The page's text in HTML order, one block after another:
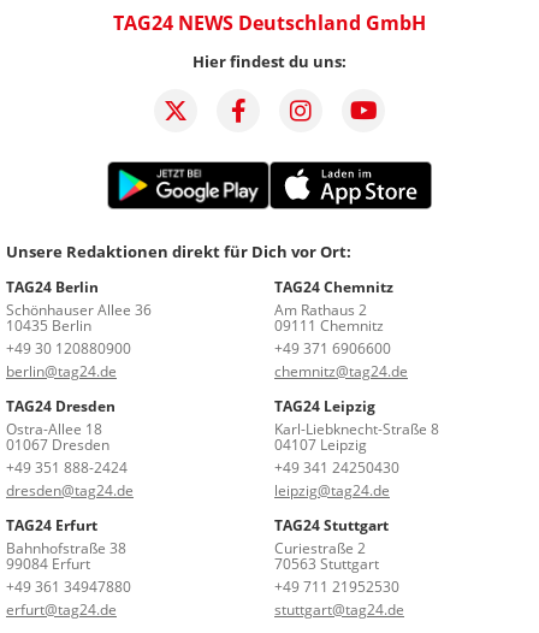
TAG24 NEWS Deutschland GmbH
Hier findest du uns:
Unsere Redaktionen direkt für Dich vor Ort:
TAG24 Berlin
Schönhauser Allee 36
10435 Berlin
+49 30 120880900
berlin@tag24.de
TAG24 Chemnitz
Am Rathaus 2
09111 Chemnitz
+49 371 6906600
chemnitz@tag24.de
TAG24 Dresden
Ostra-Allee 18
01067 Dresden
+49 351 888-2424
dresden@tag24.de
TAG24 Leipzig
Karl-Liebknecht-Straße 8
04107 Leipzig
+49 341 24250430
leipzig@tag24.de
TAG24 Erfurt
Bahnhofstraße 38
99084 Erfurt
+49 361 34947880
erfurt@tag24.de
TAG24 Stuttgart
Curiestraße 2
70563 Stuttgart
+49 711 21952530
stuttgart@tag24.de